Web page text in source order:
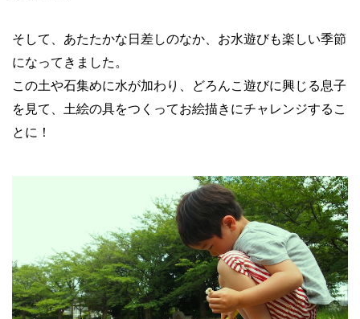
そして、あたたかな日差しのなか、お水遊びも楽しい季節
になってきました。
この土や石集めに水が加わり、どろんこ遊びに興じる息子
を見て、土絵の具をつくってお絵描きにチャレンジするこ
とに！